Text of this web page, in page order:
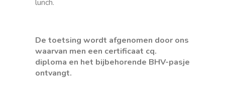
lunch.
De toetsing wordt afgenomen door ons
waarvan men een certificaat cq.
diploma en het bijbehorende BHV-pasje
ontvangt.